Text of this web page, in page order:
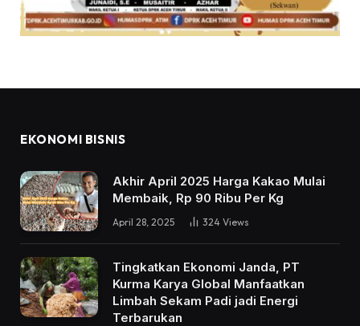
EKONOMI BISNIS
Akhir April 2025 Harga Kakao Mulai
Membaik, Rp 90 Ribu Per Kg
April 28, 2025 324 Views
Tingkatkan Ekonomi Janda, PT
Kurma Karya Global Manfaatkan
Limbah Sekam Padi jadi Energi
Terbarukan